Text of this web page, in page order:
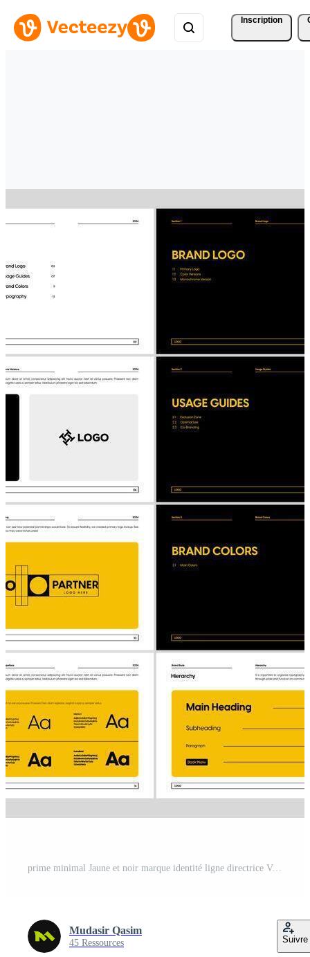
Inscription
prime minimal Jaune et noir marque identité ligne directrice Vecteur Pro
Mudasir Qasim
45 Ressources Suivre